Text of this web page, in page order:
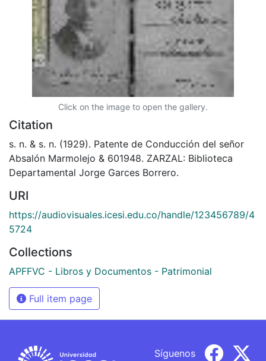
Click on the image to open the gallery.
Citation
s. n. & s. n. (1929). Patente de Conducción del señor
Absalón Marmolejo & 601948. ZARZAL: Biblioteca
Departamental Jorge Garces Borrero.
URI
https://audiovisuales.icesi.edu.co/handle/123456789/4
5724
Collections
APFFVC - Libros y Documentos - Patrimonial
Full item page
Síguenos